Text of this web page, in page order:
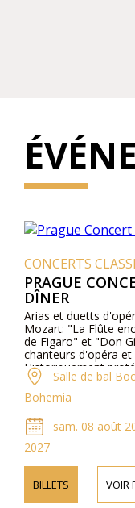
CONCERTS
PRAGUE
DÎNER
Arias et duetts
Mozart: "La Flûte
de Figaro" et "Don
chanteurs d'opéra et
Historiquement
de Prague. Cuisine
Salle de bal
Bohemia
sam. 08 août
2027
BILLETS VOIR